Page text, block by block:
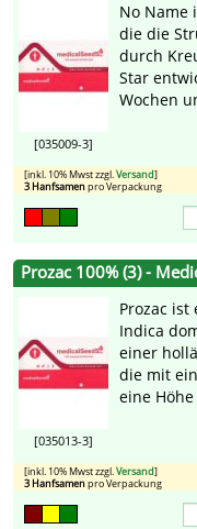
[035009-3]
No Name
die die
durch
Star
Wochen
[inkl. 10% Mwst zzgl.Versand]
3 Hanfsamenpro Verpackung
Prozac 100% (3) -
[035013-3]
Prozac
Indica
einer
die mit
eine Höhe
[inkl. 10% Mwst zzgl.Versand]
3 Hanfsamenpro Verpackung